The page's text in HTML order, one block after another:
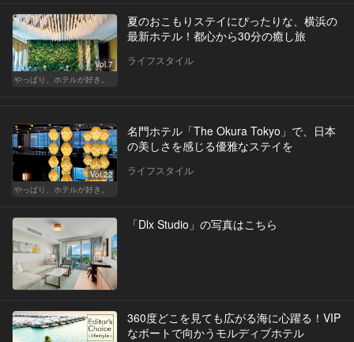
Vol.7
やっぱり、ホテルが好き。
夏のおこもりステイにぴったりな、横浜の
最新ホテル！都心から30分の癒し旅
ライフスタイル
Vol.22
やっぱり、ホテルが好き。
名門ホテル「The Okura Tokyo」で、日本
の美しさを感じる優雅なステイを
ライフスタイル
「Dlx Studio」の写真はこちら
360度どこを見ても広がる海に心躍る！VIP
なボートで向かうモルディブホテル